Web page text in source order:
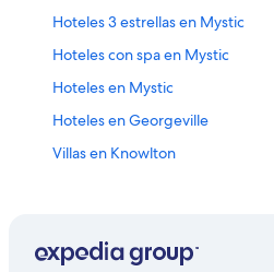
Hoteles 3 estrellas en Mystic
Hoteles con spa en Mystic
Hoteles en Mystic
Hoteles en Georgeville
Villas en Knowlton
Hoteles en Frelighsburg